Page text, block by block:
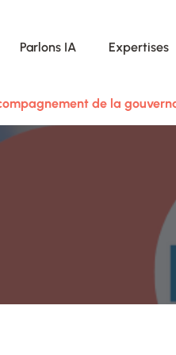
Parlons IA Expertises
de la